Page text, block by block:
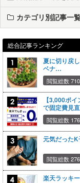
カテゴリ別記事一
総合記事ランキング
夏に切り戻
ベナ…
閲覧総数
【3,000ポ
で固定費見
閲覧総数
元気だった
閲覧総数
楽天ラッキ